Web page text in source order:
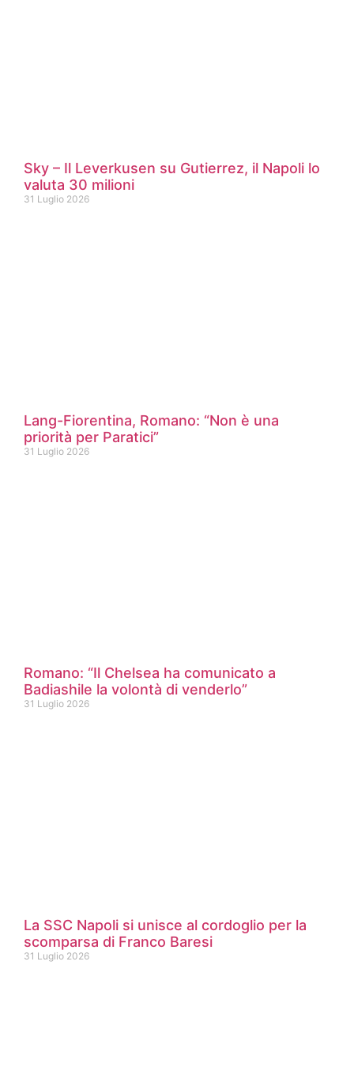
Sky – Il Leverkusen su Gutierrez, il Napoli lo
valuta 30 milioni
31 Luglio 2026
Lang-Fiorentina, Romano: “Non è una
priorità per Paratici”
31 Luglio 2026
Romano: “Il Chelsea ha comunicato a
Badiashile la volontà di venderlo”
31 Luglio 2026
La SSC Napoli si unisce al cordoglio per la
scomparsa di Franco Baresi
31 Luglio 2026